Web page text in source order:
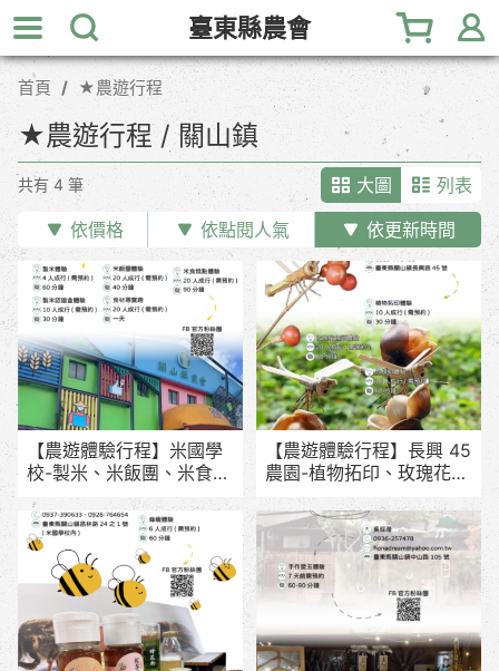
跳
到
主
內
臺東縣農會
首頁 ★農遊行程
★農遊行程 / 關山鎮
共有 4 筆
依價格 依點閱人氣 依更新時間
大圖 列表
【農遊體驗行程】米國學
校-製米、米飯團、米食糕
點體驗
【農遊體驗行程】長興 45
農園-植物拓印、玫瑰花饅
頭、竹蜻蜓體驗